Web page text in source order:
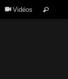
Vidéos